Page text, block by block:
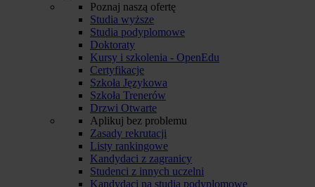
Poznaj naszą ofertę
Studia wyższe
Studia podyplomowe
Doktoraty
Kursy i szkolenia - OpenEdu
Certyfikacje
Szkoła Językowa
Szkoła Trenerów
Drzwi Otwarte
Aplikuj bez problemu
Zasady rekrutacji
Listy rankingowe
Kandydaci z zagranicy
Studenci z innych uczelni
Kandydaci na studia podyplomowe